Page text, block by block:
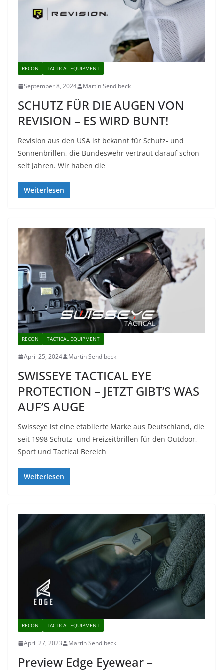
RECON TACTICAL EQUIPMENT
September 8, 2024 Martin Sendlbeck
SCHUTZ FÜR DIE AUGEN VON
REVISION – ES WIRD BUNT!
Revision aus den USA ist bekannt für Schutz- und
Sonnenbrillen, die Bundeswehr vertraut darauf schon
seit Jahren. Wir haben die
Weiterlesen
RECON TACTICAL EQUIPMENT
April 25, 2024 Martin Sendlbeck
SWISSEYE TACTICAL EYE
PROTECTION – JETZT GIBT’S WAS
AUF’S AUGE
Swisseye ist eine etablierte Marke aus Deutschland, die
seit 1998 Schutz- und Freizeitbrillen für den Outdoor,
Sport und Tactical Bereich
Weiterlesen
RECON TACTICAL EQUIPMENT
April 27, 2023 Martin Sendlbeck
Preview Edge Eyewear –